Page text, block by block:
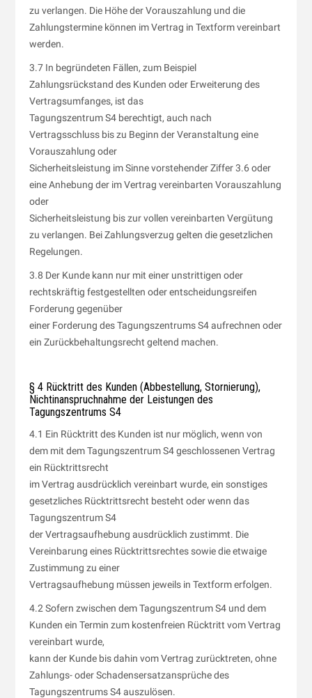
zu verlangen. Die Höhe der Vorauszahlung und die
Zahlungstermine können im Vertrag in Textform vereinbart
werden.
3.7 In begründeten Fällen, zum Beispiel
Zahlungsrückstand des Kunden oder Erweiterung des
Vertragsumfanges, ist das
Tagungszentrum S4 berechtigt, auch nach
Vertragsschluss bis zu Beginn der Veranstaltung eine
Vorauszahlung oder
Sicherheitsleistung im Sinne vorstehender Ziffer 3.6 oder
eine Anhebung der im Vertrag vereinbarten Vorauszahlung
oder
Sicherheitsleistung bis zur vollen vereinbarten Vergütung
zu verlangen. Bei Zahlungsverzug gelten die gesetzlichen
Regelungen.
3.8 Der Kunde kann nur mit einer unstrittigen oder
rechtskräftig festgestellten oder entscheidungsreifen
Forderung gegenüber
einer Forderung des Tagungszentrums S4 aufrechnen oder
ein Zurückbehaltungsrecht geltend machen.
§ 4 Rücktritt des Kunden (Abbestellung, Stornierung),
Nichtinanspruchnahme der Leistungen des
Tagungszentrums S4
4.1 Ein Rücktritt des Kunden ist nur möglich, wenn von
dem mit dem Tagungszentrum S4 geschlossenen Vertrag
ein Rücktrittsrecht
im Vertrag ausdrücklich vereinbart wurde, ein sonstiges
gesetzliches Rücktrittsrecht besteht oder wenn das
Tagungszentrum S4
der Vertragsaufhebung ausdrücklich zustimmt. Die
Vereinbarung eines Rücktrittsrechtes sowie die etwaige
Zustimmung zu einer
Vertragsaufhebung müssen jeweils in Textform erfolgen.
4.2 Sofern zwischen dem Tagungszentrum S4 und dem
Kunden ein Termin zum kostenfreien Rücktritt vom Vertrag
vereinbart wurde,
kann der Kunde bis dahin vom Vertrag zurücktreten, ohne
Zahlungs- oder Schadensersatzansprüche des
Tagungszentrums S4 auszulösen.